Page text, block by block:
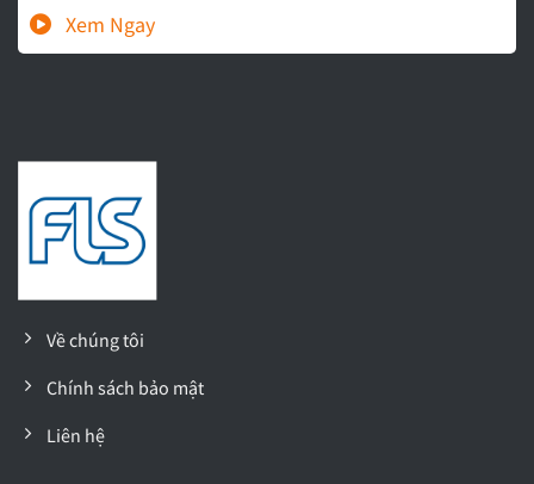
Về chúng tôi
Chính sách bảo mật
Liên hệ